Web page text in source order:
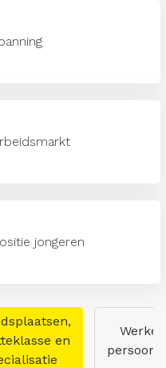
jongeren
en